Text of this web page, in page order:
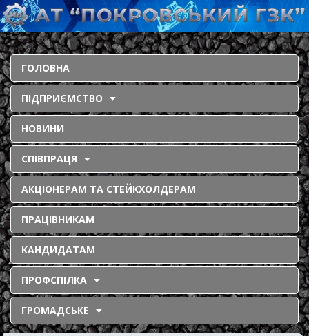
ГОЛОВНА
ПІДПРИЄМСТВО
НОВИНИ
СПІВПРАЦЯ
АКЦІОНЕРАМ ТА СТЕЙКХОЛДЕРАМ
ПРАЦІВНИКАМ
КАНДИДАТАМ
ПРОФСПІЛКА
ГРОМАДСЬКЕ